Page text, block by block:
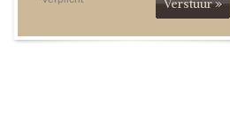
Verstuur »